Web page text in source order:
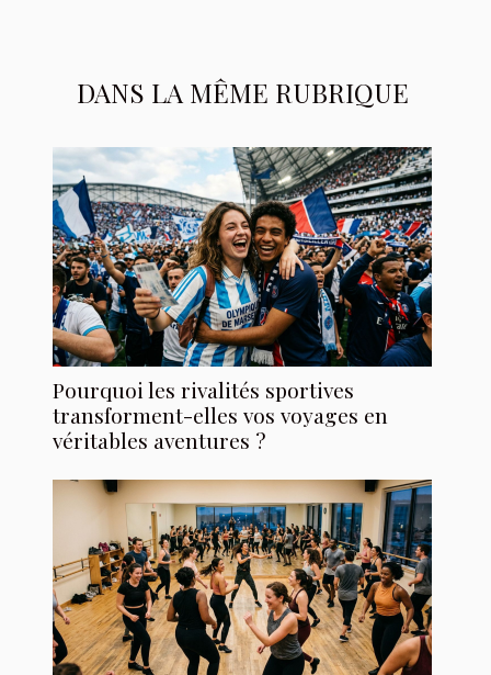
DANS LA MÊME RUBRIQUE
Pourquoi les rivalités sportives
transforment-elles vos voyages en
véritables aventures ?